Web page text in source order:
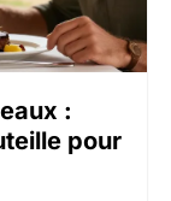
:
pour